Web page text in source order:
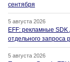
сентября
5 августа 2026
EFF: рекламные SDK
отдельного запроса
5 августа 2026